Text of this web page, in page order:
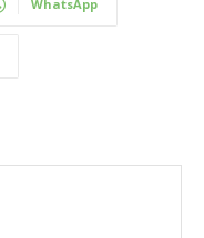
WhatsApp